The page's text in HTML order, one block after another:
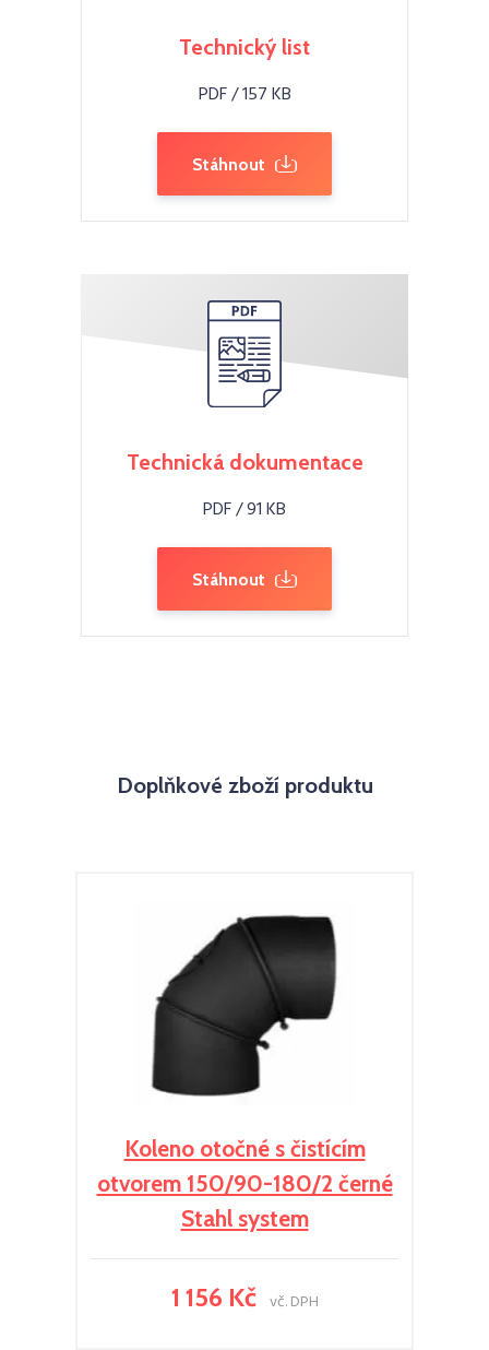
Technický list
PDF / 157 KB
Stáhnout
Technická dokumentace
PDF / 91 KB
Stáhnout
Doplňkové zboží produktu
Koleno otočné s čistícím
otvorem 150/90-180/2 černé
Stahl system
1 156 Kč vč. DPH